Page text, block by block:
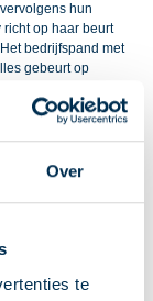
Over
te
hun
op haar beurt
bedrijfspand met
gebeurt op
af. De inbreng
onderneming niet